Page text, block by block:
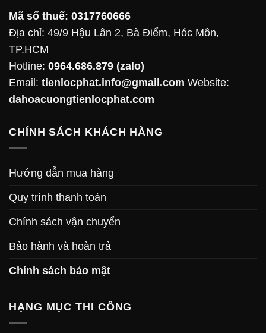
Mã số thuế: 0317760666
Địa chỉ: 49/9 Hậu Lân 2, Bà Điểm, Hóc Môn,
TP.HCM
Hotline: 0964.686.879 (zalo)
Email: tienlocphat.info@gmail.com Website:
dahoacuongtienlocphat.com
CHÍNH SÁCH KHÁCH HÀNG
Hướng dẫn mua hàng
Quy trình thanh toán
Chính sách vận chuyển
Bảo hành và hoàn trả
Chính sách bảo mật
HẠNG MỤC THI CÔNG